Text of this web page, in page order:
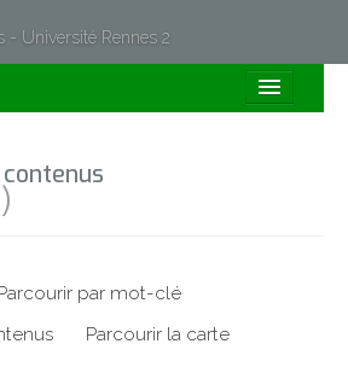
Parcourir par mot-clé
Parcourir la carte